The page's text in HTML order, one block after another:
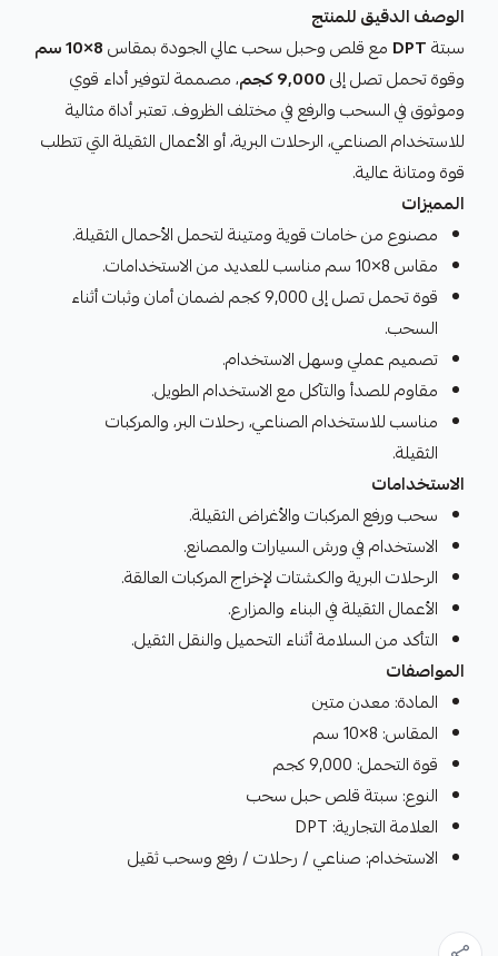
الوصف الدقيق للمنتج
سبتةDPT مع قلص وحبل سحب عالي الجودة بمقاس8×10 سم
وقوة تحمل تصل إلى9,000 كجم
، مصممة لتوفير أداء قوي
وموثوق في السحب والرفع في مختلف الظروف. تعتبر أداة مثالية
للاستخدام الصناعي، الرحلات البرية، أو الأعمال الثقيلة التي تتطلب
قوة ومتانة عالية.
المميزات
مصنوع من خامات قوية ومتينة لتحمل الأحمال الثقيلة.
مقاس 8×10 سم مناسب للعديد من الاستخدامات.
قوة تحمل تصل إلى 9,000 كجم لضمان أمان وثبات أثناء
السحب.
تصميم عملي وسهل الاستخدام.
مقاوم للصدأ والتآكل مع الاستخدام الطويل.
مناسب للاستخدام الصناعي، رحلات البر، والمركبات
الثقيلة.
الاستخدامات
سحب ورفع المركبات والأغراض الثقيلة.
الاستخدام في ورش السيارات والمصانع.
الرحلات البرية والكشتات لإخراج المركبات العالقة.
الأعمال الثقيلة في البناء والمزارع.
التأكد من السلامة أثناء التحميل والنقل الثقيل.
المواصفات
المادة: معدن متين
المقاس: 8×10 سم
قوة التحمل: 9,000 كجم
النوع: سبتة قلص حبل سحب
العلامة التجارية: DPT
الاستخدام: صناعي / رحلات / رفع وسحب ثقيل